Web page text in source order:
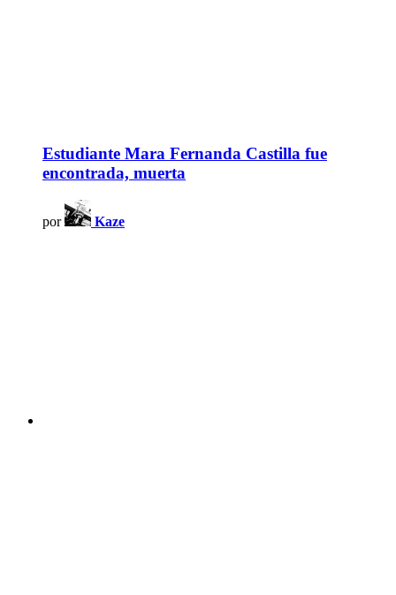
Estudiante Mara Fernanda Castilla fue
encontrada, muerta
por Kaze